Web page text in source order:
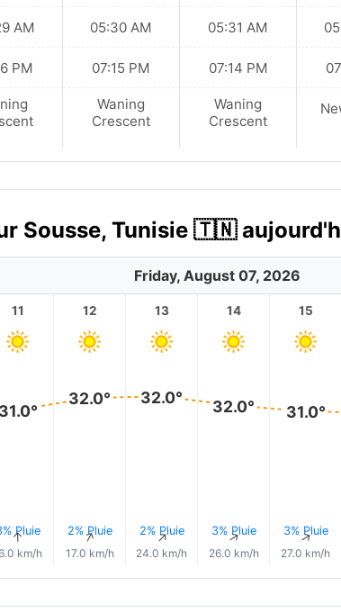
AM
PM
05:30 AM
07:15 PM
Waning
Crescent
05:31 AM
07:14 PM
Waning
Crescent
Sousse, Tunisie 🇹🇳
Friday, August 07, 2026
11
31.0°
Pluie
↑
km/h
12
32.0°
2% Pluie
↑
17.0 km/h
13
32.0°
2% Pluie
↑
24.0 km/h
14
32.0°
3% Pluie
↑
26.0 km/h
15
31.0°
3% Pluie
↑
27.0 km/h